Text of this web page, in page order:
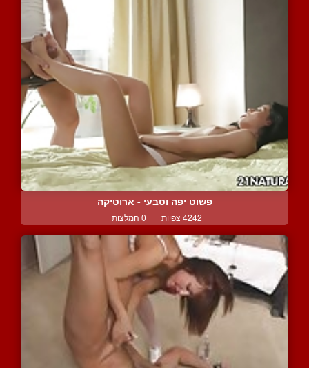
פשוט יפה וטבעי - ארוטיקה
4242 צפיות | 0 המלצות